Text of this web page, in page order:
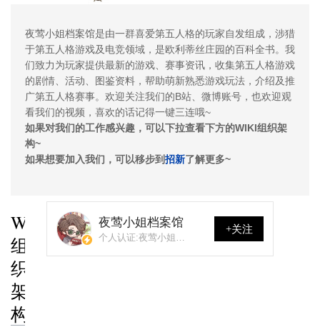
夜莺小姐档案馆是由一群喜爱第五人格的玩家自发组成，涉猎
于第五人格游戏及电竞领域，是欧利蒂丝庄园的百科全书。我
们致力为玩家提供最新的游戏、赛事资讯，收集第五人格游戏
的剧情、活动、图鉴资料，帮助萌新熟悉游戏玩法，介绍及推
广第五人格赛事。欢迎关注我们的B站、微博账号，也欢迎观
看我们的视频，喜欢的话记得一键三连哦~
如果对我们的工作感兴趣，可以下拉查看下方的WIKI组织架
构~
如果想要加入我们，可以移步到招新了解更多~
夜莺小姐档案馆
个人认证:夜莺小姐档
+关注
WIKI
组
织
架
构